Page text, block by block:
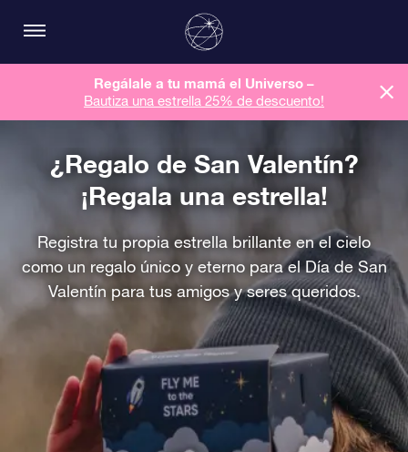
Regálale a tu mamá el Universo –
Bautiza una estrella 25% de descuento!
¿Regalo de San Valentín?
¡Regala una estrella!
Registra tu propia estrella brillante en el cielo
como un regalo único y eterno para el Día de San
Valentín para tus amigos y seres queridos.